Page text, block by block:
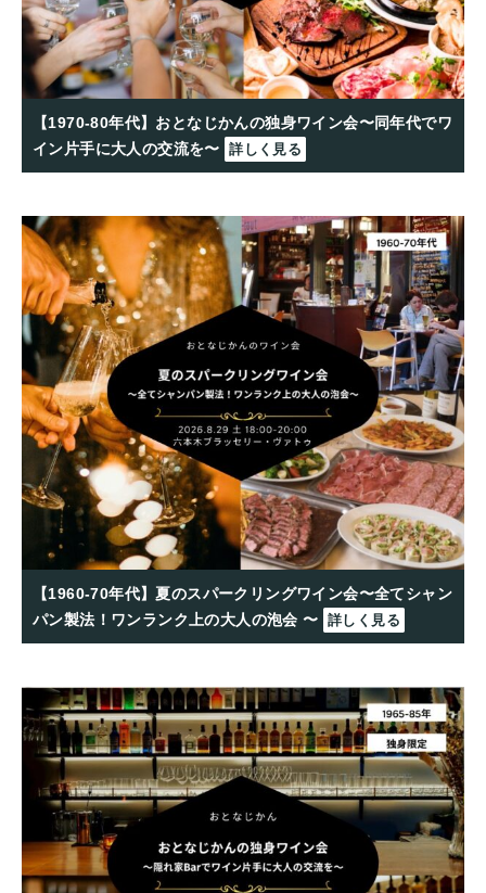
【1970-80年代】おとなじかんの独身ワイン会〜同年代でワ
イン片手に大人の交流を〜
詳しく見る
【1960-70年代】夏のスパークリングワイン会〜全てシャン
パン製法！ワンランク上の大人の泡会 〜 詳しく見る